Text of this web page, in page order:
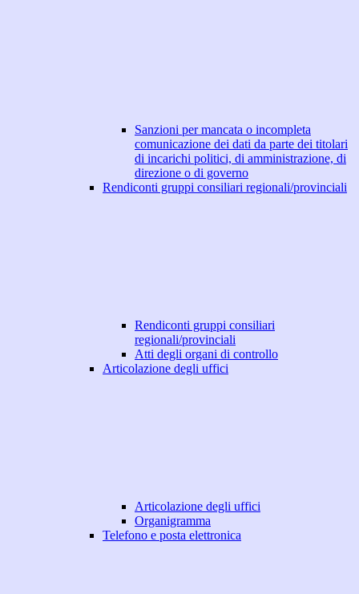
Sanzioni per mancata o incompleta
comunicazione dei dati da parte dei titolari
di incarichi politici, di amministrazione, di
direzione o di governo
Rendiconti gruppi consiliari regionali/provinciali
Rendiconti gruppi consiliari
regionali/provinciali
Atti degli organi di controllo
Articolazione degli uffici
Articolazione degli uffici
Organigramma
Telefono e posta elettronica